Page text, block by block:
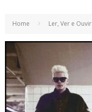
Home Ler, Ver e Ouvir